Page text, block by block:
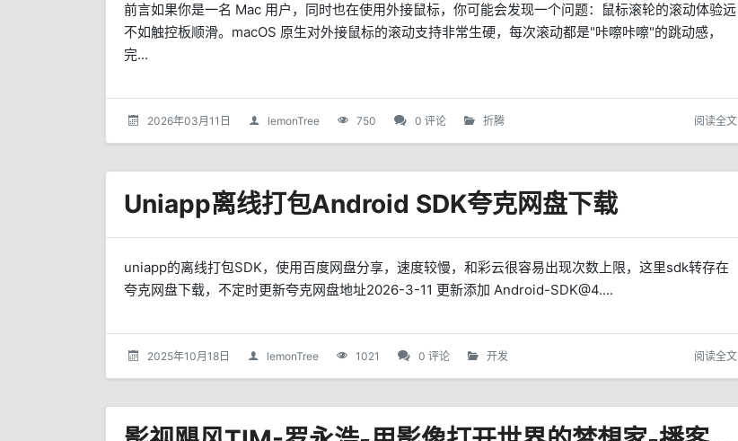
前言如果你是一名 Mac 用户，同时也在使用外接鼠标，你可能会发现一个问题：鼠标滚轮的滚动体验远
不如触控板顺滑。macOS 原生对外接鼠标的滚动支持非常生硬，每次滚动都是"咔嚓咔嚓"的跳动感，
完...
2026年03月11日 lemonTree 750 0 评论 折腾 阅读全文
Uniapp离线打包Android SDK夸克网盘下载
uniapp的离线打包SDK，使用百度网盘分享，速度较慢，和彩云很容易出现次数上限，这里sdk转存在
夸克网盘下载，不定时更新夸克网盘地址2026-3-11 更新添加 Android-SDK@4....
2025年10月18日 lemonTree 1021 0 评论 开发 阅读全文